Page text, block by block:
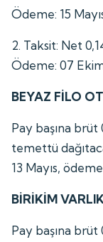
Ödeme: 15
2. Taksit: Net
Ödeme: 07
BEYAZ FİLO
Pay başına
temettü
13 Mayıs,
BİRİKİM
Pay başına